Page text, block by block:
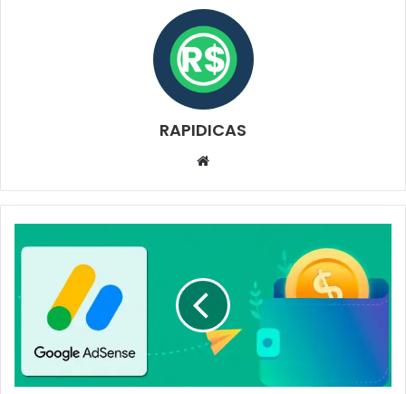
RAPIDICAS
Website